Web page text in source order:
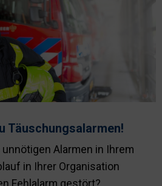
Täuschungsalarmen!
Alarmen in Ihrem
in Ihrer Organisation